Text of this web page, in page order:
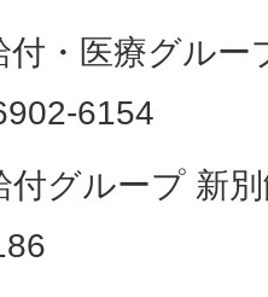
付・医療グルー
6154
付グループ 新